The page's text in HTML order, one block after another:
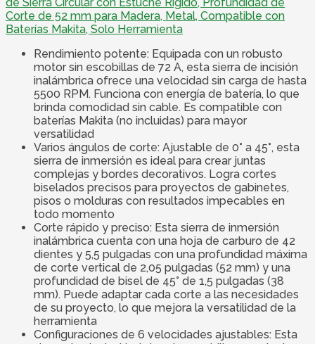
Corte de 52 mm para Madera, Metal, Compatible con
Baterías Makita, Solo Herramienta
Rendimiento potente: Equipada con un robusto
motor sin escobillas de 72 A, esta sierra de incisión
inalámbrica ofrece una velocidad sin carga de hasta
5500 RPM. Funciona con energía de batería, lo que
brinda comodidad sin cable. Es compatible con
baterías Makita (no incluidas) para mayor
versatilidad
Varios ángulos de corte: Ajustable de 0° a 45°, esta
sierra de inmersión es ideal para crear juntas
complejas y bordes decorativos. Logra cortes
biselados precisos para proyectos de gabinetes,
pisos o molduras con resultados impecables en
todo momento
Corte rápido y preciso: Esta sierra de inmersión
inalámbrica cuenta con una hoja de carburo de 42
dientes y 5,5 pulgadas con una profundidad máxima
de corte vertical de 2,05 pulgadas (52 mm) y una
profundidad de bisel de 45° de 1,5 pulgadas (38
mm). Puede adaptar cada corte a las necesidades
de su proyecto, lo que mejora la versatilidad de la
herramienta
Configuraciones de 6 velocidades ajustables: Esta